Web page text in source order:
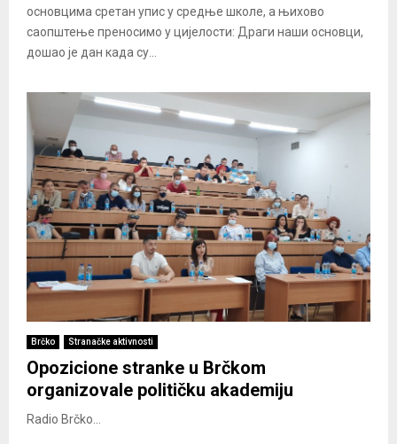
основцима сретан упис у средње школе, а њихово
саопштење преносимо у цијелости: Драги наши основци,
дошао је дан када су...
Brčko Stranačke aktivnosti
Opozicione stranke u Brčkom
organizovale političku akademiju
Radio Brčko...